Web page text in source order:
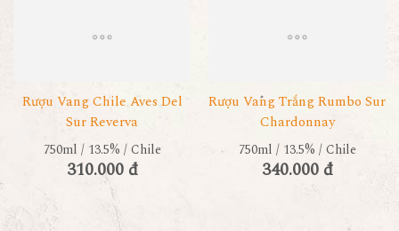
Rượu Vang Chile Aves Del
Sur Reverva
750ml / 13.5% / Chile
310.000 đ
Rượu Vang Trắng Rumbo Sur
Chardonnay
750ml / 13.5% / Chile
340.000 đ